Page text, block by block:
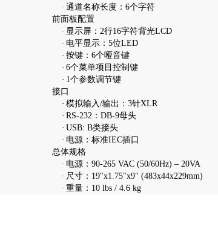
· 通道名称长度：6个字符
前面板配置
· 显示屏：2行16字符背光LCD
· 电平显示：5位LED
· 按键：6个哑音键
· 6个菜单项目控制键
· 1个参数调节键
接口
· 模拟输入/输出：3针XLR
· RS-232：DB-9母头
· USB: B类接头
· 电源：标准IEC插口
总体规格
· 电源：90-265 VAC (50/60Hz) – 20VA
· 尺寸：19"x1.75"x9" (483x44x229mm)
· 重量：10 lbs / 4.6 kg